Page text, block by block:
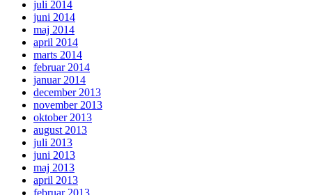
juli 2014
juni 2014
maj 2014
april 2014
marts 2014
februar 2014
januar 2014
december 2013
november 2013
oktober 2013
august 2013
juli 2013
juni 2013
maj 2013
april 2013
februar 2013